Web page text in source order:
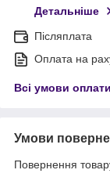
Детальніше
Післяплата
Оплата на
Всі умови оплати
Умови
Повернення